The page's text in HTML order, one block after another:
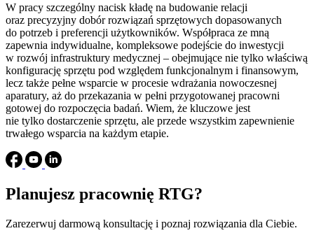
W pracy szczególny nacisk kładę na budowanie relacji
oraz precyzyjny dobór rozwiązań sprzętowych dopasowanych
do potrzeb i preferencji użytkowników. Współpraca ze mną
zapewnia indywidualne, kompleksowe podejście do inwestycji
w rozwój infrastruktury medycznej – obejmujące nie tylko właściwą
konfigurację sprzętu pod względem funkcjonalnym i finansowym,
lecz także pełne wsparcie w procesie wdrażania nowoczesnej
aparatury, aż do przekazania w pełni przygotowanej pracowni
gotowej do rozpoczęcia badań. Wiem, że kluczowe jest
nie tylko dostarczenie sprzętu, ale przede wszystkim zapewnienie
trwałego wsparcia na każdym etapie.
Planujesz pracownię RTG?
Zarezerwuj darmową konsultację i poznaj rozwiązania dla Ciebie.